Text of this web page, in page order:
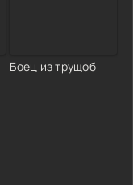
Боец из трущоб